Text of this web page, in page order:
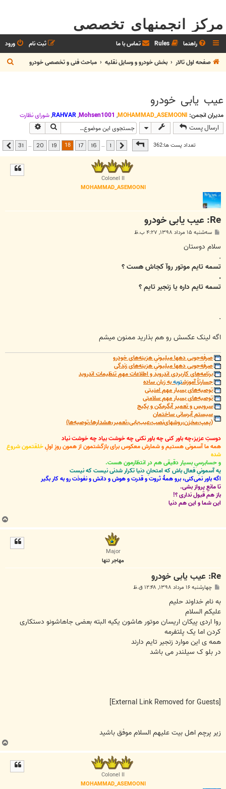
مرکز انجمنهای تخصصی
راهنما Rules تماس با ما ورود
ثبت نام
صفحه اول تالار
بخش خودرو و وسايل نقليه مباحث فنی و تخصصی خودرو
ج
س
عيب يابی خودرو
مدیران انجمن: MOHAMMAD_ASEMOONI
,
Mohsen1001
,
RAHVAR
,شوراي نظارت
ارسال پست جستجو
تعداد پست ها:362صفحه18 از31 قبلی …
16
17
18
19
20
…
31 بعدی
Colonel II
MOHAMMAD_ASEMOONI
Re: عيب يابی خودرو
پ
ت
سه‌شنبه ۱۵ مرداد ۱۳۹۸, ۴:۲۷ ب.ظ
سلام دوستان
تسمه تایم موتور روآ کجاش هست ؟
تسمه تایم داره یا زنجیر تایم ؟
اگه لینک عکسش رو هم بذارید ممنون میشم
صرفه‌جویی دهها میلیونیِ هزینه‌های خودرو
صرفه‌جویی دهها میلیونیِ هزینه‌های زندگی
برنامه‌های کاربردی اندروید و اطلاعات مهمِ تنظیمات اندروید
جسارتاً آموزشتوبهبه زبان ساده
توصیه‌های بسیار مهم امنیتی
توصیه‌های بسیار مهم سلامتی
سرویس و تعمیر آبگرمکن و پکیج
سیستم آبرسانی ساختمان
(پمپ،مخزن،روشهای‌نصب،عیب‌یابی،تعمیر،هشدارها،توصیه‌ها)
دوستِ عزیز،چه باور کنی چه باور نکنی چه خوشت بیاد چه خوشت نیاد
همه ما آسمونی هستیم و شمارش معکوس برای بازگشتمون از همون روزِ اولِخلقتمون شروع
شده
و حسابرسیِ بسیار دقیقی هم در انتظارمون هست.
یه آسمونیِ فعال باش که امتحانِ دنیا تکرار شدنی نیست که نیست
اگه باور نمی‌کنی، برو همۀ ثروت و قدرت و هوش و دانش و نفوذت رو به کار بگیر
تا مانعِ پرواز بشی.
باز هم قبول نداری ؟!
این شما و این هم دنیا
ب
ا
Major
مهاجر تنها
Re: عيب يابی خودرو
پ
ت
چهارشنبه ۱۶ مرداد ۱۳۹۸, ۱۲:۴۸ ق.ظ
به نام خداوند حلیم
علیکم السلام
روا اردی پیکان اریسان موتور هاشون یکیه البته بعضی جاهاشونو دستکاری
کردن اما یک پلتفرمه
همه ی این موارد زنجیر تایم دارند
در بلو ک سیلندر می باشد
زیر پرچم اهل بیت علیهم السلام موفق باشید
ب
ا
Colonel II
MOHAMMAD_ASEMOONI